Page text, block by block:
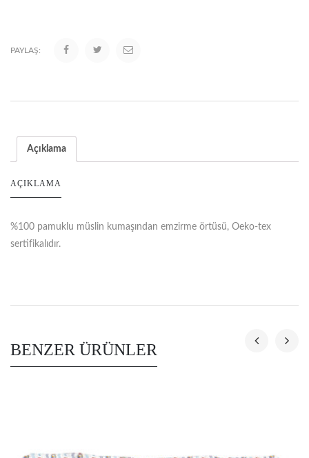
PAYLAŞ:
Açıklama
AÇIKLAMA
%100 pamuklu müslin kumaşından emzirme örtüsü, Oeko-tex
sertifikalıdır.
BENZER ÜRÜNLER